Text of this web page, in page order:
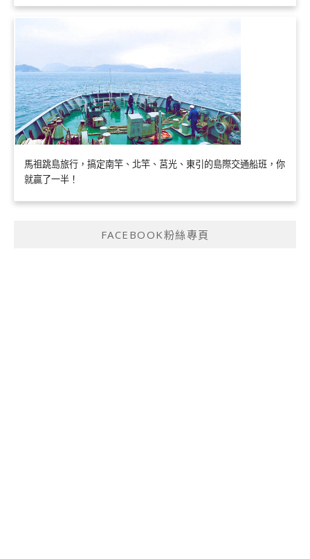
馬祖跳島旅行，搞定南竿、北竿、莒光、東引的島際交通船班，你
就贏了一半！
FACEBOOK粉絲專頁